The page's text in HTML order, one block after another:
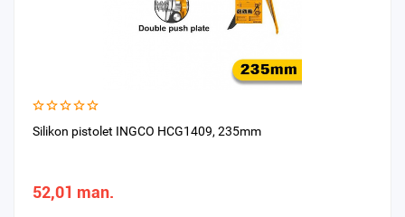
Silikon pistolet INGCO HCG1409, 235mm
52,01 man.